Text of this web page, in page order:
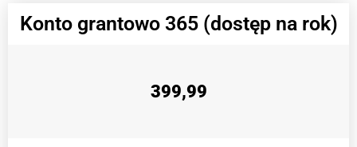
Konto grantowo 365 (dostęp na rok)
399,99